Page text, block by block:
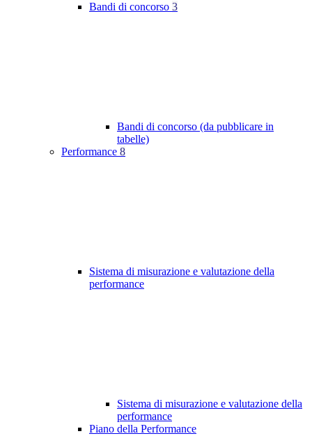
Bandi di concorso 3
Bandi di concorso (da pubblicare in
tabelle)
Performance 8
Sistema di misurazione e valutazione della
performance
Sistema di misurazione e valutazione della
performance
Piano della Performance